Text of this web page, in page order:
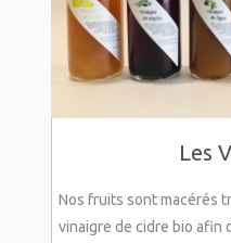
Les
Nos fruits sont macérés
vinaigre de cidre bio afin